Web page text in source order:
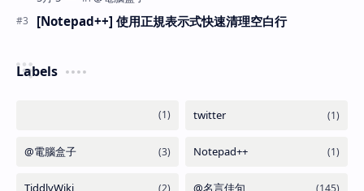
[Notepad++] 使用正規表示式快速清理空白行
Labels